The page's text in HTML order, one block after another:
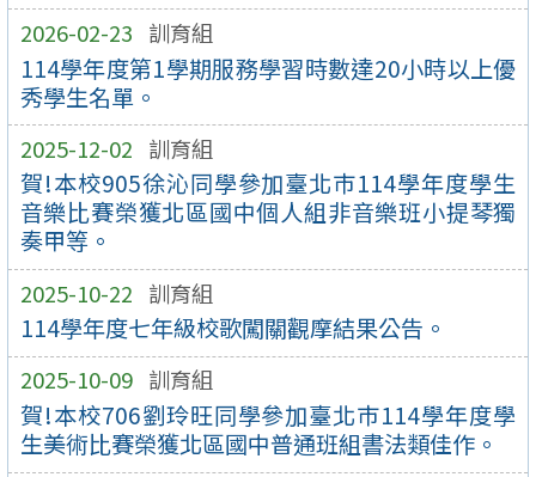
2026-02-23 訓育組
114學年度第1學期服務學習時數達20小時以上優
秀學生名單。
2025-12-02 訓育組
賀!本校905徐沁同學參加臺北巿114學年度學生
音樂比賽榮獲北區國中個人組非音樂班小提琴獨
奏甲等。
2025-10-22 訓育組
114學年度七年級校歌闖關觀摩結果公告。
2025-10-09 訓育組
賀!本校706劉玲旺同學參加臺北巿114學年度學
生美術比賽榮獲北區國中普通班組書法類佳作。